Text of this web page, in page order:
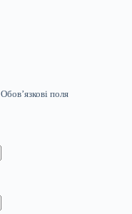
Обов’язкові поля